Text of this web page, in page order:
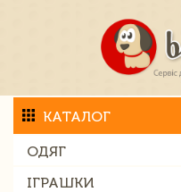
КАТАЛОГ
ОДЯГ
ІГРАШКИ